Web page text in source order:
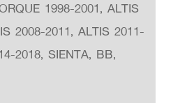
1998-2001, ALTIS
2008-2011, ALTIS 2011-
2018, SIENTA, BB,